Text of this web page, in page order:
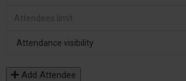
Add Attendee